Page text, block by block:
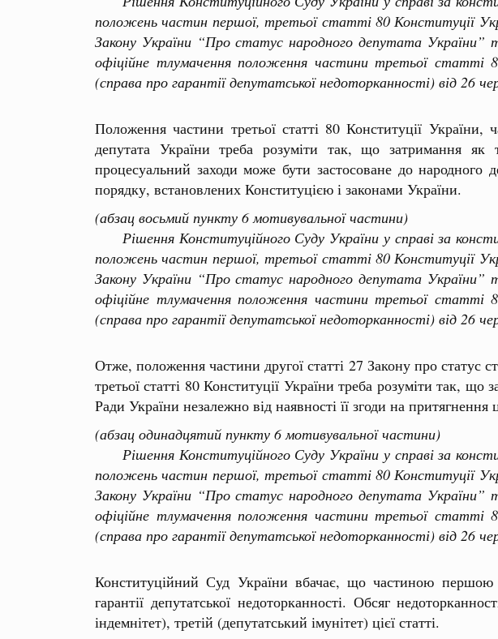
положень частин першої, третьої статті 80 Конституції
Закону України “Про статус народного депутата України”
офіційне тлумачення положення частини третьої статті
(справа про гарантії депутатської недоторканності) від 26
Положення частини третьої статті 80 Конституції
депутата України треба розуміти так, що затримання як
процесуальний заходи може бути застосоване до
порядку, встановлених Конституцією і законами України.
(абзац восьмий пункту 6 мотивувальної частини)
Рішення Конституційного Суду України у справі за
положень частин першої, третьої статті 80 Конституції
Закону України “Про статус народного депутата України”
офіційне тлумачення положення частини третьої статті
(справа про гарантії депутатської недоторканності) від 26
Отже, положення частини другої статті 27 Закону про статус
третьої статті 80 Конституції України треба розуміти так,
Ради України незалежно від наявності її згоди на
(абзац одинадцятий пункту 6 мотивувальної частини)
Рішення Конституційного Суду України у справі за
положень частин першої, третьої статті 80 Конституції
Закону України “Про статус народного депутата України”
офіційне тлумачення положення частини третьої статті
(справа про гарантії депутатської недоторканності) від 26
Конституційний Суд України вбачає, що частиною першою
гарантії депутатської недоторканності. Обсяг
індемнітет), третій (депутатський імунітет) цієї статті.